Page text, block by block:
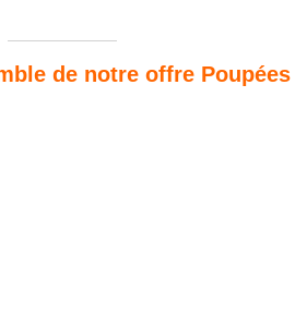
de notre offre Poupées